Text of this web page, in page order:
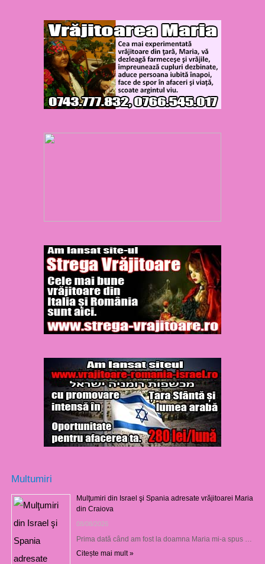
Multumiri
Mulţumiri din Israel şi Spania adresate vrăjitoarei Maria
din Craiova
08/08/2026
Prima dată când am fost la doamna Maria mi-a spus …
Citește mai mult »